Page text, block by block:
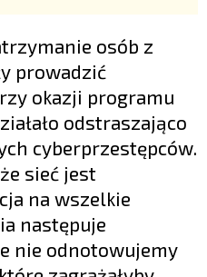
osób z
prowadzić
okazji programu
odstraszająco
cyberprzestępców.
sieć jest
na wszelkie
następuje
nie odnotowujemy